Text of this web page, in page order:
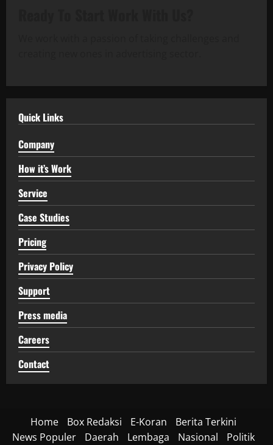
Quick Links
Company
How it’s Work
Service
Case Studies
Pricing
Privacy Policy
Support
Press media
Careers
Contact
Home Box Redaksi E-Koran
Berita Terkini
News Populer
Daerah Lembaga Nasional
Politik